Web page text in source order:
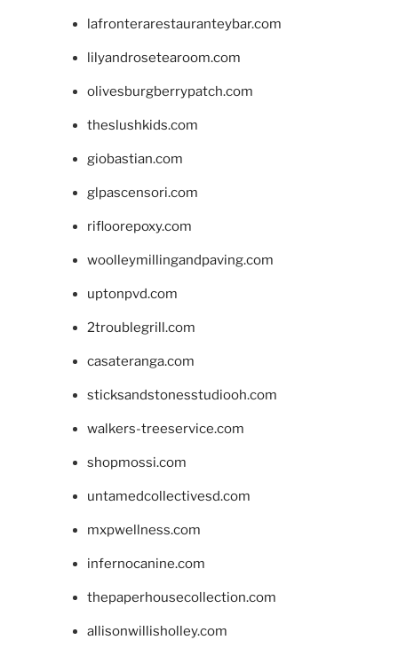
lafronterarestauranteybar.com
lilyandrosetearoom.com
olivesburgberrypatch.com
theslushkids.com
giobastian.com
glpascensori.com
rifloorepoxy.com
woolleymillingandpaving.com
uptonpvd.com
2troublegrill.com
casateranga.com
sticksandstonesstudiooh.com
walkers-treeservice.com
shopmossi.com
untamedcollectivesd.com
mxpwellness.com
infernocanine.com
thepaperhousecollection.com
allisonwillisholley.com